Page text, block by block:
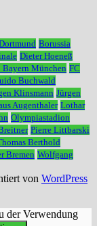
Borussia
Dieter Hoeneß
Bayern München FC
Buchwald
Klinsmann Jürgen
Augenthaler Lothar
Olympiastadion
Pierre Littbarski
Berthold
Bremen Wolfgang
von WordPress
der Verwendung